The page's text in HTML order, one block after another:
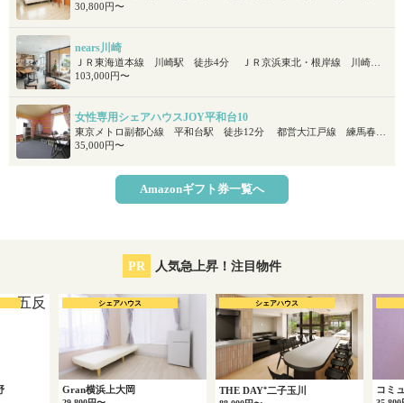
30,800円〜
nears川崎
ＪＲ東海道本線 川崎駅 徒歩4分 ＪＲ京浜東北・根岸線 川崎駅 徒歩4分 ＪＲ南武線 川崎駅 徒歩4分
103,000円〜
女性専用シェアハウスJOY平和台10
東京メトロ副都心線 平和台駅 徒歩12分 都営大江戸線 練馬春日町駅 徒歩16分
35,000円〜
Amazonギフト券一覧へ
PR 人気急上昇！注目物件
Gran横浜上大岡
シェアハウス
THE DAY⁺二子玉川
シェアハウス
コミ